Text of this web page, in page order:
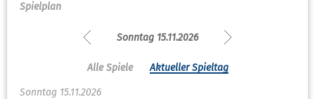
Spielplan
Sonntag 15.11.2026
Alle Spiele Aktueller Spieltag
Sonntag 15.11.2026